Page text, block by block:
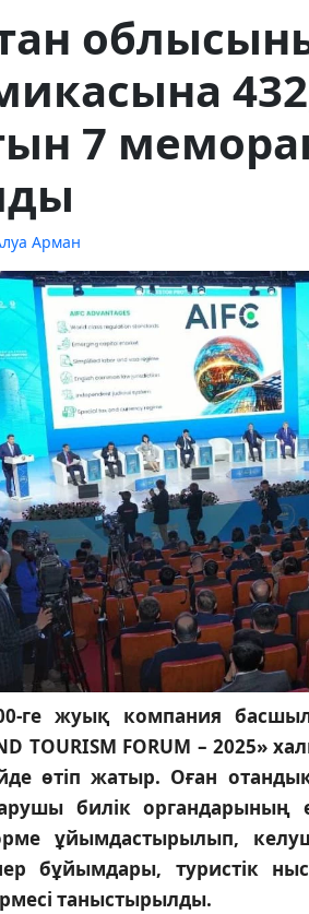
7
Арман
ге жуық компания
TOURISM FORUM –
өтіп жатыр. Оған
билік
ұйымдастырылып,
бұйымдары, туристік
таныстырылды.